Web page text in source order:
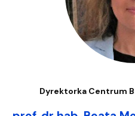
Dyrektorka Centrum